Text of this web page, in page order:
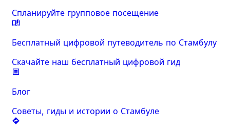
Спланируйте групповое посещение
Бесплатный цифровой путеводитель по Стамбулу
Скачайте наш бесплатный цифровой гид
Блог
Советы, гиды и истории о Стамбуле